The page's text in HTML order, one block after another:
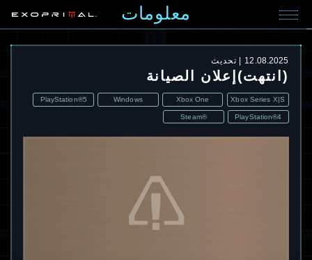
معلومات
12.08.2025 تحديث
(انتهت)إعلان الصيانة
Xbox Series X|S
Xbox One
Windows
PlayStation®5
PlayStation®4
Steam®